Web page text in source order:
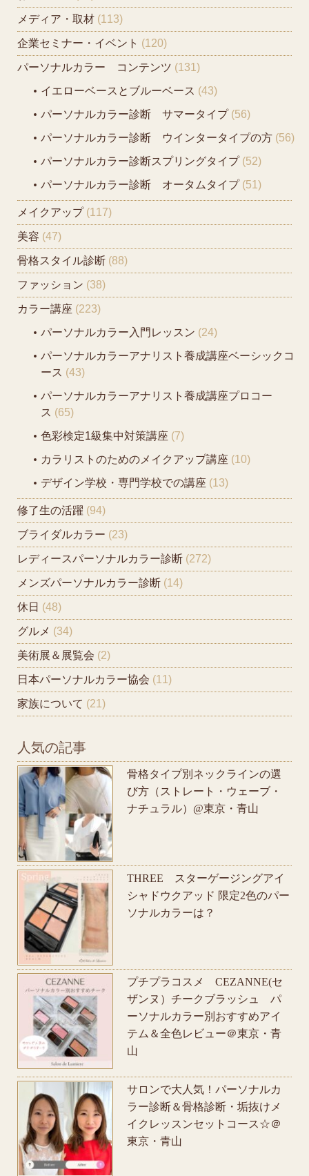
メディア・取材 (113)
企業セミナー・イベント (120)
パーソナルカラー コンテンツ (131)
イエローベースとブルーベース (43)
パーソナルカラー診断 サマータイプ(56)
パーソナルカラー診断 ウインタータイプの方 (56)
パーソナルカラー診断スプリングタイプ(52)
パーソナルカラー診断 オータムタイプ(51)
メイクアップ(117)
美容 (47)
骨格スタイル診断 (88)
ファッション (38)
カラー講座 (223)
パーソナルカラー入門レッスン (24)
パーソナルカラーアナリスト養成講座ベーシックコ
ース (43)
パーソナルカラーアナリスト養成講座プロコー
ス (65)
色彩検定1級集中対策講座 (7)
カラリストのためのメイクアップ講座 (10)
デザイン学校・専門学校での講座 (13)
修了生の活躍 (94)
ブライダルカラー (23)
レディースパーソナルカラー診断 (272)
メンズパーソナルカラー診断 (14)
休日 (48)
グルメ (34)
美術展＆展覧会 (2)
日本パーソナルカラー協会 (11)
家族について (21)
人気の記事
骨格タイプ別ネックラインの選
び方（ストレート・ウェーブ・
ナチュラル）@東京・青山
THREE スターゲージングアイ
シャドウクアッド 限定2色のパー
ソナルカラーは？
プチプラコスメ CEZANNE(セ
ザンヌ）チークブラッシュ パ
ーソナルカラー別おすすめアイ
テム＆全色レビュー＠東京・青
山
サロンで大人気！パーソナルカ
ラー診断＆骨格診断・垢抜けメ
イクレッスンセットコース☆＠
東京・青山